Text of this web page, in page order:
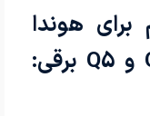
برای هوندا
آکورد PHEV و آئودی Q4 و Q5 برقی: